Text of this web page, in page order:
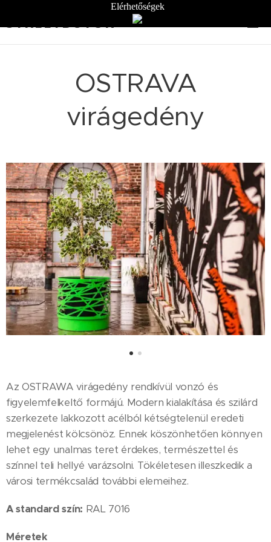
STREETBÚTOR
OSTRAVA
virágedény
Az OSTRAWA virágedény rendkívül vonzó és
figyelemfelkeltő formájú. Modern kialakítása és szilárd
szerkezete lakkozott acélból kétségtelenül eredeti
megjelenést kölcsönöz. Ennek köszönhetően könnyen
lehet egy unalmas teret érdekes, természettel és
színnel teli hellyé varázsolni. Tökéletesen illeszkedik a
városi termékcsalád további elemeihez.
A standard szín: RAL 7016
Méretek
Elérhetőségek